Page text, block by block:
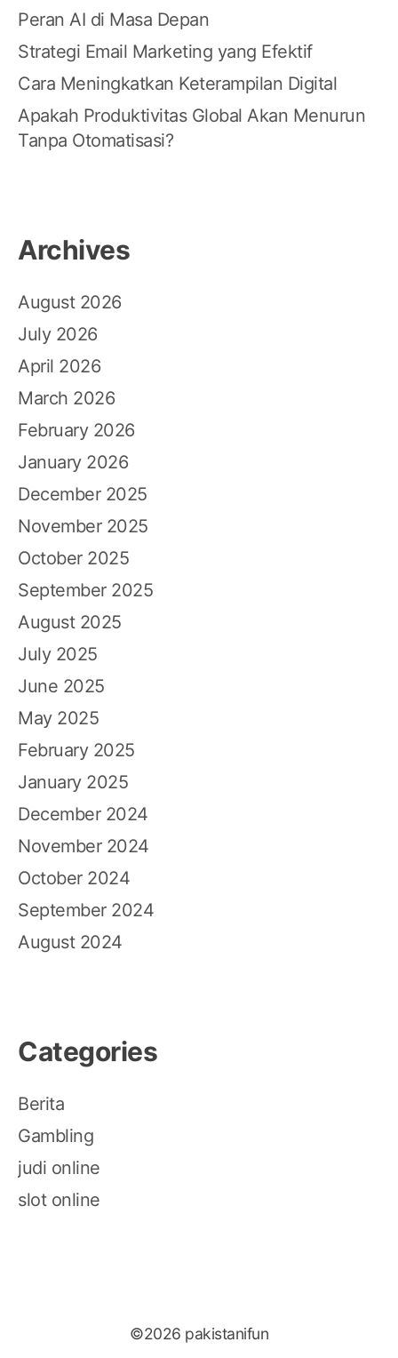
Peran AI di Masa Depan
Strategi Email Marketing yang Efektif
Cara Meningkatkan Keterampilan Digital
Apakah Produktivitas Global Akan Menurun
Tanpa Otomatisasi?
Archives
August 2026
July 2026
April 2026
March 2026
February 2026
January 2026
December 2025
November 2025
October 2025
September 2025
August 2025
July 2025
June 2025
May 2025
February 2025
January 2025
December 2024
November 2024
October 2024
September 2024
August 2024
Categories
Berita
Gambling
judi online
slot online
©2026 pakistanifun